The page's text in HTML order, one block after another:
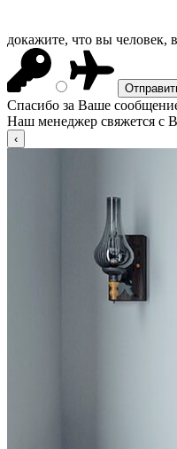
докажите, что вы человек,
Спасибо за Ваше
Наш менеджер свяжется с